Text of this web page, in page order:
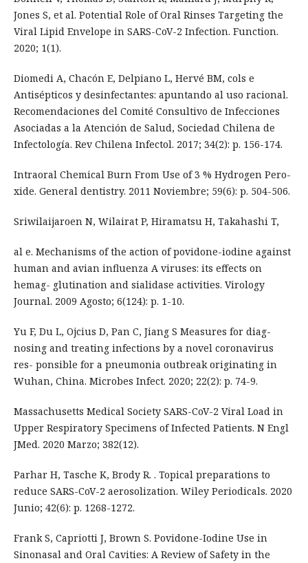
Jones S, et al. Potential Role of Oral Rinses Targeting the
Viral Lipid Envelope in SARS-CoV-2 Infection. Function.
2020; 1(1).
Diomedi A, Chacón E, Delpiano L, Hervé BM, cols e
Antisépticos y desinfectantes: apuntando al uso racional.
Recomendaciones del Comité Consultivo de Infecciones
Asociadas a la Atención de Salud, Sociedad Chilena de
Infectología. Rev Chilena Infectol. 2017; 34(2): p. 156-174.
Intraoral Chemical Burn From Use of 3 % Hydrogen Pero-
xide. General dentistry. 2011 Noviembre; 59(6): p. 504-506.
Sriwilaijaroen N, Wilairat P, Hiramatsu H, Takahashi T,
al e. Mechanisms of the action of povidone-iodine against
human and avian influenza A viruses: its effects on
hemag- glutination and sialidase activities. Virology
Journal. 2009 Agosto; 6(124): p. 1-10.
Yu F, Du L, Ojcius D, Pan C, Jiang S Measures for diag-
nosing and treating infections by a novel coronavirus
res- ponsible for a pneumonia outbreak originating in
Wuhan, China. Microbes Infect. 2020; 22(2): p. 74-9.
Massachusetts Medical Society SARS-CoV-2 Viral Load in
Upper Respiratory Specimens of Infected Patients. N Engl
JMed. 2020 Marzo; 382(12).
Parhar H, Tasche K, Brody R. . Topical preparations to
reduce SARS-CoV-2 aerosolization. Wiley Periodicals. 2020
Junio; 42(6): p. 1268-1272.
Frank S, Capriotti J, Brown S. Povidone-Iodine Use in
Sinonasal and Oral Cavities: A Review of Safety in the